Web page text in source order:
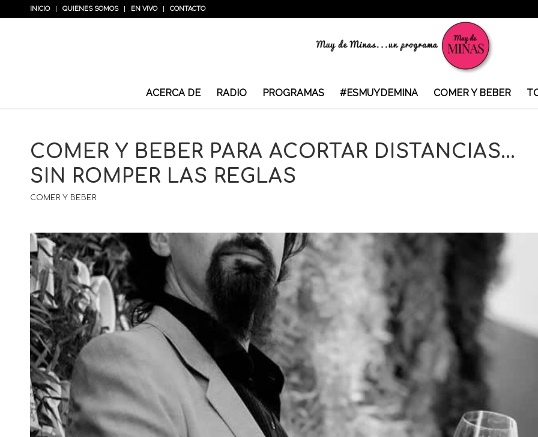
INICIO QUIENES SOMOS EN VIVO CONTACTO
ACERCA DE RADIO PROGRAMAS #ESMUYDEMINA COMER Y BEBER
COMER Y BEBER PARA ACORTAR DISTANCIAS…
SIN ROMPER LAS REGLAS
COMER Y BEBER